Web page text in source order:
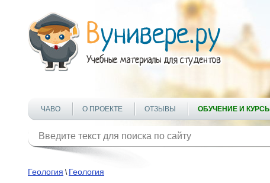
ЧАВО О ПРОЕКТЕ ОТЗЫВЫ ОБУЧЕНИЕ И КУРСЫ
Геология \ Геология